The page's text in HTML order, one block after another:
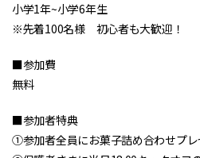
小学1年~小学6年生
※先着100名様 初心者も大歓迎！
■参加費
無料
■参加者特典
①参加者全員にお菓子詰め合わせプレ